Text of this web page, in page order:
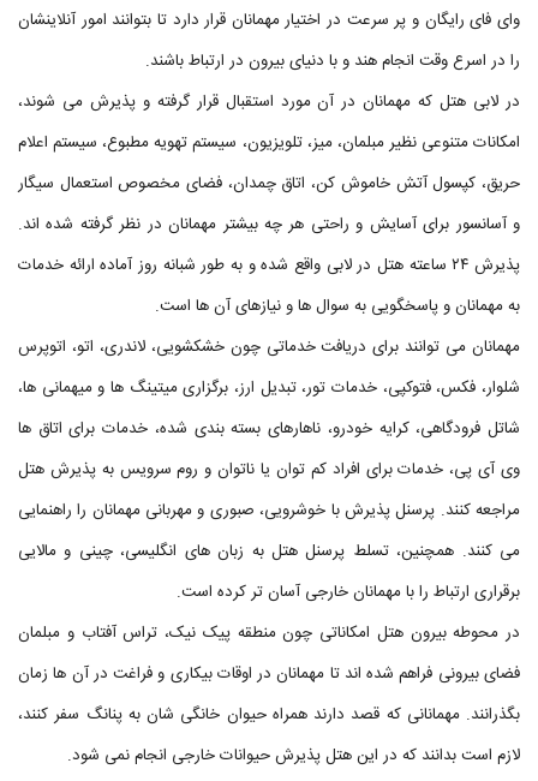
وای فای رایگان و پر سرعت در اختیار مهمانان قرار دارد تا بتوانند امور آنلاینشان
را در اسرع وقت انجام هند و با دنیای بیرون در ارتباط باشند.
در لابی هتل که مهمانان در آن مورد استقبال قرار گرفته و پذیرش می شوند،
امکانات متنوعی نظیر مبلمان، میز، تلویزیون، سیستم تهویه مطبوع، سیستم اعلام
حریق، کپسول آتش خاموش کن، اتاق چمدان، فضای مخصوص استعمال سیگار
و آسانسور برای آسایش و راحتی هر چه بیشتر مهمانان در نظر گرفته شده اند.
پذیرش ۲۴ ساعته هتل در لابی واقع شده و به طور شبانه روز آماده ارائه خدمات
به مهمانان و پاسخگویی به سوال ها و نیازهای آن ها است.
مهمانان می توانند برای دریافت خدماتی چون خشکشویی، لاندری، اتو، اتوپرس
شلوار، فکس، فتوکپی، خدمات تور، تبدیل ارز، برگزاری میتینگ ها و میهمانی ها،
شاتل فرودگاهی، کرایه خودرو، ناهارهای بسته بندی شده، خدمات برای اتاق ها
وی آی پی، خدمات برای افراد کم توان یا ناتوان و روم سرویس به پذیرش هتل
مراجعه کنند. پرسنل پذیرش با خوشرویی، صبوری و مهربانی مهمانان را راهنمایی
می کنند. همچنین، تسلط پرسنل هتل به زبان های انگلیسی، چینی و مالایی
برقراری ارتباط را با مهمانان خارجی آسان تر کرده است.
در محوطه بیرون هتل امکاناتی چون منطقه پیک نیک، تراس آفتاب و مبلمان
فضای بیرونی فراهم شده اند تا مهمانان در اوقات بیکاری و فراغت در آن ها زمان
بگذرانند. مهمانانی که قصد دارند همراه حیوان خانگی شان به پنانگ سفر کنند،
لازم است بدانند که در این هتل پذیرش حیوانات خارجی انجام نمی شود.